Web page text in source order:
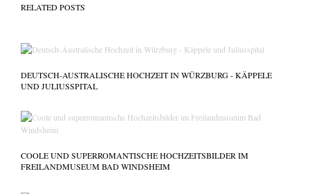
RELATED POSTS
DEUTSCH-AUSTRALISCHE HOCHZEIT IN WÜRZBURG - KÄPPELE
UND JULIUSSPITAL
COOLE UND SUPERROMANTISCHE HOCHZEITSBILDER IM
FREILANDMUSEUM BAD WINDSHEIM